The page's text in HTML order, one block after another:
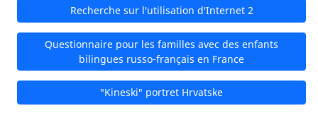
Recherche sur l'utilisation d'Internet 2
Questionnaire pour les familles avec des enfants
bilingues russo-français en France
"Kineski" portret Hrvatske